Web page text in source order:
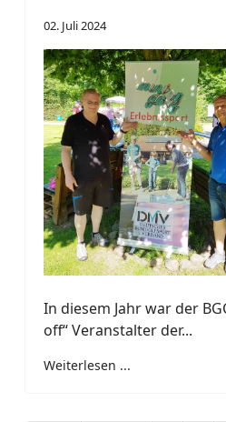
02. Juli 2024
In diesem Jahr war der
off“ Veranstalter der...
Weiterlesen ...